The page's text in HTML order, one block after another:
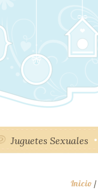
Juguetes Sexuales
Inicio /